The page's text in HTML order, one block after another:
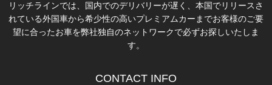
リッチラインでは、国内でのデリバリーが遅く、本国でリリースさ
れている外国車から希少性の高いプレミアムカーまでお客様のご要
望に合ったお車を弊社独自のネットワークで必ずお探しいたしま
す。
CONTACT INFO